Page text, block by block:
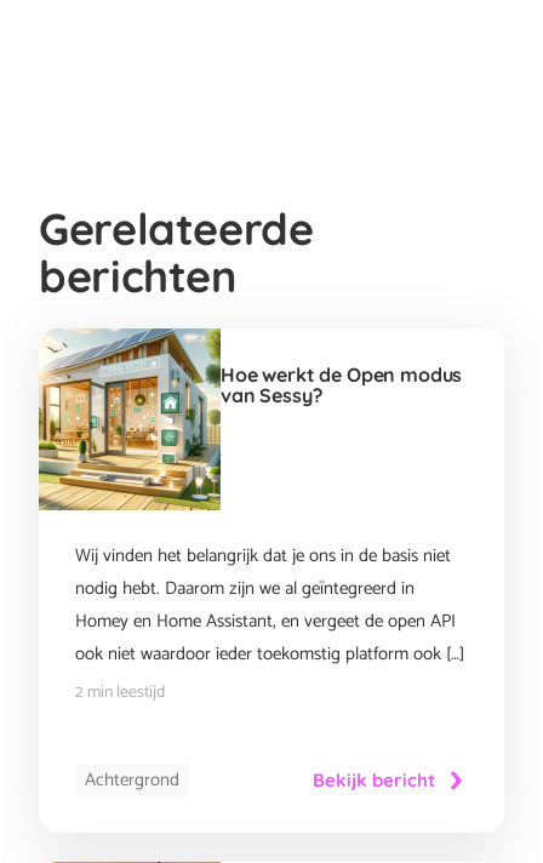
Gerelateerde
berichten
Hoe werkt de Open modus
van Sessy?
Wij vinden het belangrijk dat je ons in de basis niet
nodig hebt. Daarom zijn we al geïntegreerd in
Homey en Home Assistant, en vergeet de open API
ook niet waardoor ieder toekomstig platform ook […]
2 min leestijd
Achtergrond Bekijk bericht